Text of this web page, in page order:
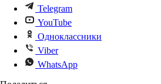
Telegram
YouTube
Одноклассники
Viber
WhatsApp